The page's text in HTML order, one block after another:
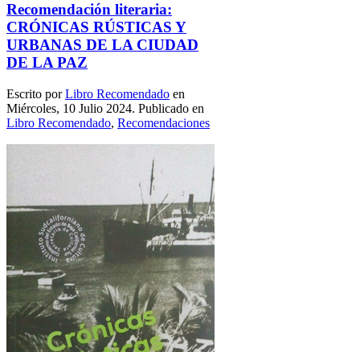
Recomendación literaria:
CRÓNICAS RÚSTICAS Y
URBANAS DE LA CIUDAD
DE LA PAZ
Escrito porLibro Recomendado en
Miércoles, 10 Julio 2024. Publicado en
Libro Recomendado, Recomendaciones